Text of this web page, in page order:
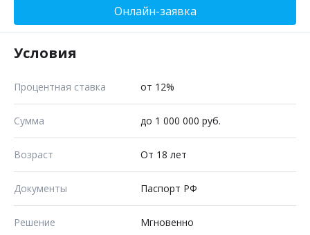
Онлайн-заявка
Условия
Процентная ставка от 12%
Сумма до 1 000 000 руб.
Возраст От 18 лет
Документы Паспорт РФ
Решение Мгновенно